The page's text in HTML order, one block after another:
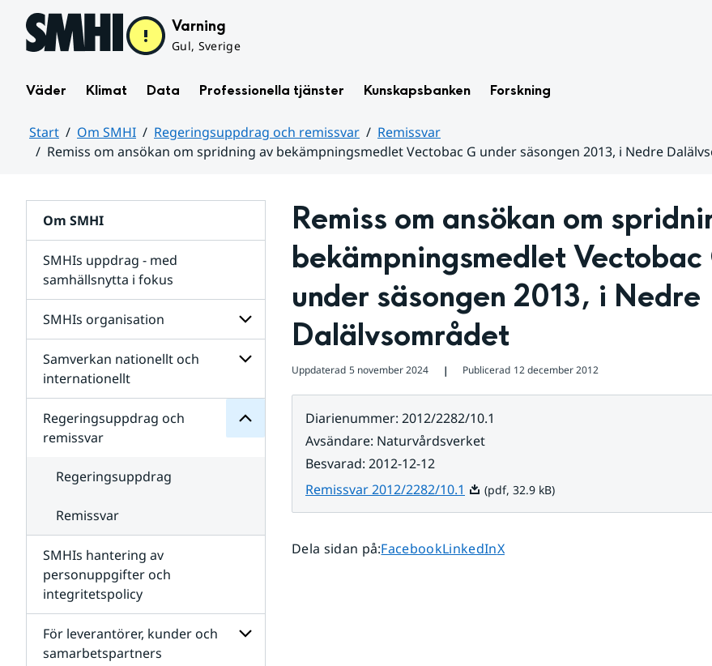
Hoppa till sidans innehåll Varning
Gul, Sverige
Väder Klimat Data Professionella tjänster Kunskapsbanken Forskning
Start Om SMHI Regeringsuppdrag och remissvar
Remissvar
Remiss om ansökan om spridning av bekämpningsmedlet Vectobac G under säsongen 2013, i Nedre
Om SMHI
SMHIs uppdrag - med
samhällsnytta i fokus
SMHIs organisation
Undersidor
Samverkan nationellt och
internationellt
Undersidor
för
internationellt
Regeringsuppdrag och
remissvar
för
Regeringsuppdrag
remissvar
Regeringsuppdrag
Remissvar
SMHIs hantering av
personuppgifter och
integritetspolicy
För leverantörer, kunder och
samarbetspartners
Remiss om ansökan om
bekämpningsmedlet Vectobac
under säsongen 2013, i Nedre
Dalälvsområdet
Uppdaterad 5 november 2024 ❘ Publicerad 12 december 2012
Diarienummer: 2012/2282/10.1
Avsändare: Naturvårdsverket
Besvarad: 2012-12-12
Remissvar 2012/2282/10.1 Pdf, 32.9 kB.
(pdf, 32.9 kB)
Dela sidan på:Dela sidan på
FacebookDela sidan på
LinkedInDela sidan på
X